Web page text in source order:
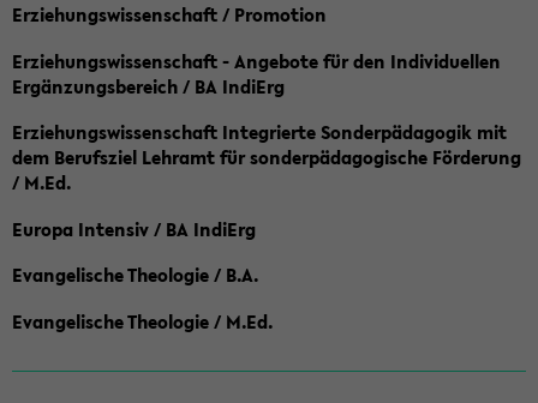
Erziehungswissenschaft / Promotion
Erziehungswissenschaft - Angebote für den Individuellen
Ergänzungsbereich / BA IndiErg
Erziehungswissenschaft Integrierte Sonderpädagogik mit
dem Berufsziel Lehramt für sonderpädagogische Förderung
/ M.Ed.
Europa Intensiv / BA IndiErg
Evangelische Theologie / B.A.
Evangelische Theologie / M.Ed.